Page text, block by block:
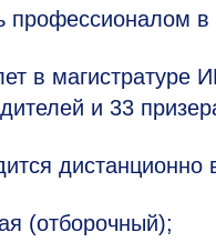
в
в
и 33
дистанционно
(отборочный);